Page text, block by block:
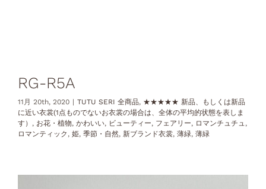
RG-R5A
11月 20th, 2020 | TUTU SERI 全商品, ★★★★★ 新品、もしくは新品
に近い衣裳(1点ものでないお衣裳の場合は、全体の平均的状態を表しま
す） , お花・植物, かわいい, ビューティー, フェアリー, ロマンチュチュ,
ロマンティック , 姫, 季節・自然, 新ブランド衣裳, 薄緑, 薄緑